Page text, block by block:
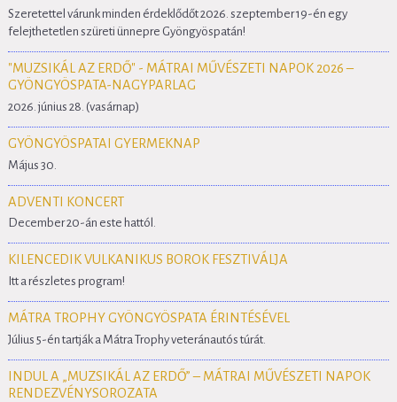
Szeretettel várunk minden érdeklődőt 2026. szeptember 19-én egy
felejthetetlen szüreti ünnepre Gyöngyöspatán!
"MUZSIKÁL AZ ERDŐ" - MÁTRAI MŰVÉSZETI NAPOK 2026 –
GYÖNGYÖSPATA-NAGYPARLAG
2026. június 28. (vasárnap)
GYÖNGYÖSPATAI GYERMEKNAP
Május 30.
ADVENTI KONCERT
December 20-án este hattól.
KILENCEDIK VULKANIKUS BOROK FESZTIVÁLJA
Itt a részletes program!
MÁTRA TROPHY GYÖNGYÖSPATA ÉRINTÉSÉVEL
Július 5-én tartják a Mátra Trophy veteránautós túrát.
INDUL A „MUZSIKÁL AZ ERDŐ” – MÁTRAI MŰVÉSZETI NAPOK
RENDEZVÉNYSOROZATA